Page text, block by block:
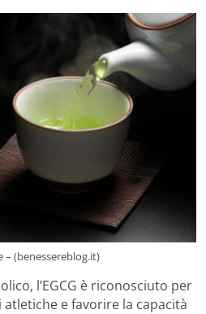
– (benessereblog.it)
l’EGCG è riconosciuto per
e favorire la capacità